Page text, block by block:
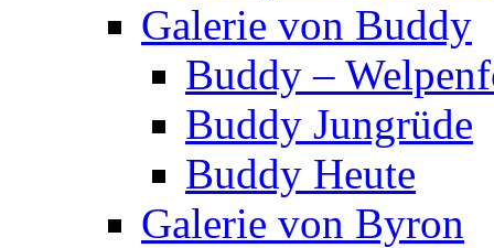
Galerie von Buddy
Buddy –
Buddy Jungrüde
Buddy Heute
Galerie von Byron